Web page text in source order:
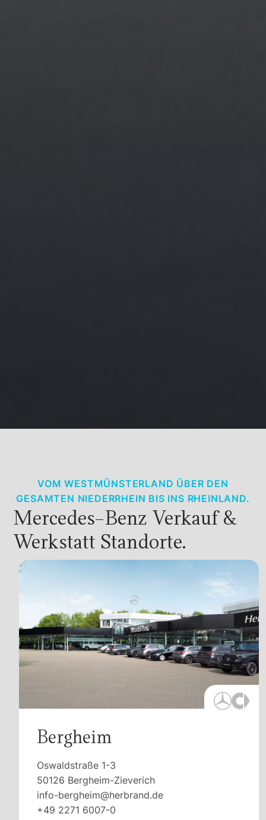
VOM WESTMÜNSTERLAND ÜBER DEN
GESAMTEN NIEDERRHEIN BIS INS RHEINLAND.
Mercedes-Benz Verkauf &
Werkstatt Standorte.
Bergheim
Oswaldstraße 1-3
50126 Bergheim-Zieverich
info-bergheim@herbrand.de
+49 2271 6007-0